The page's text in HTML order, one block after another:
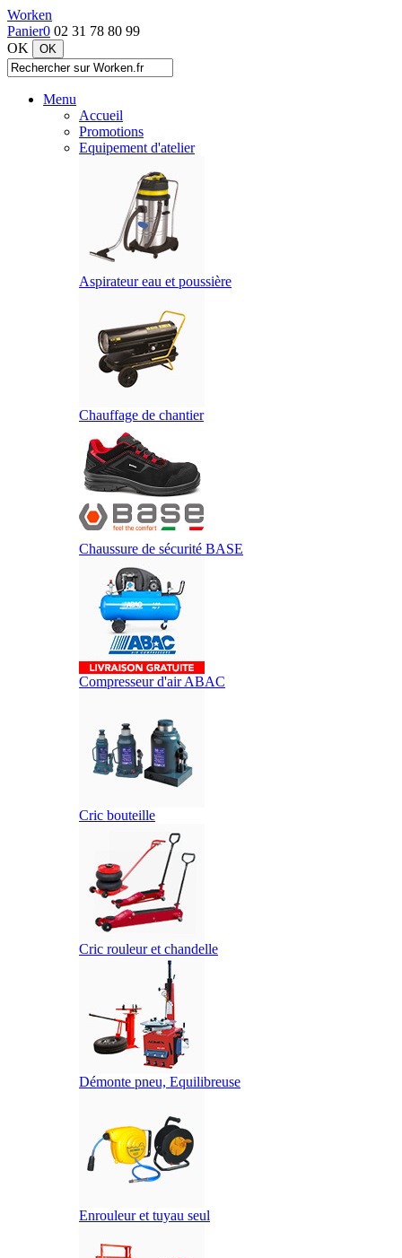
Worken
Panier0 02 31 78 80 99
OK
Menu
Accueil
Promotions
Equipement d'atelier
Aspirateur eau et poussière
Chauffage de chantier
Chaussure de sécurité BASE
Compresseur d'air ABAC
Cric bouteille
Cric rouleur et chandelle
Démonte pneu, Equilibreuse
Enrouleur et tuyau seul